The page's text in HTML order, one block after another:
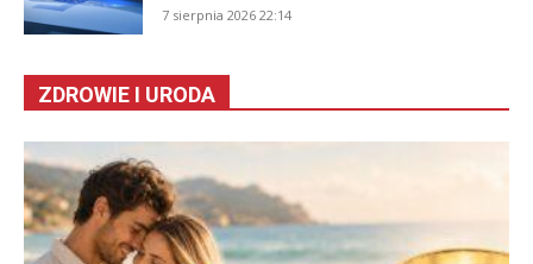
7 sierpnia 2026 22:14
ZDROWIE I URODA